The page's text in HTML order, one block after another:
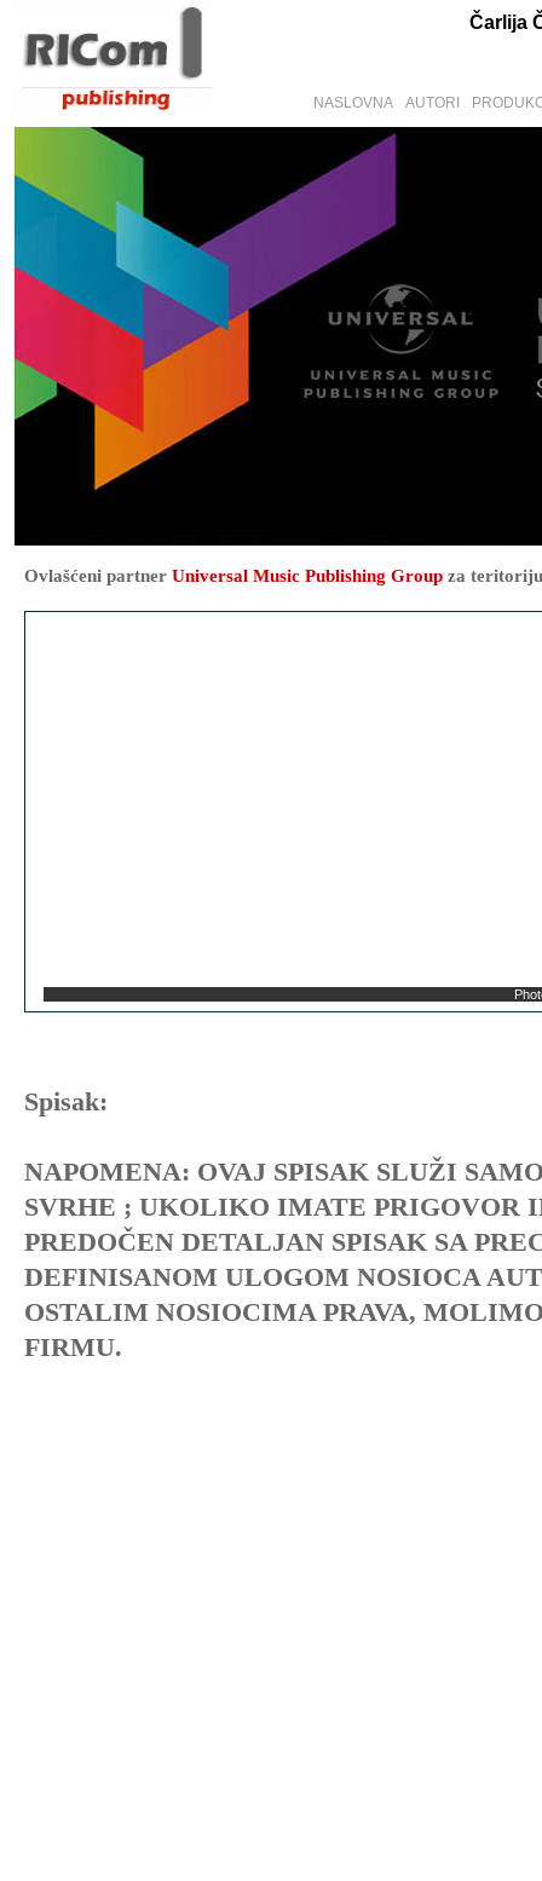
Čarlija
AUTORI
NASLOVNA
Ovlašćeni partner Universal Music Publishing Group za
Spisak:
NAPOMENA: OVAJ SPISAK SLUŽI
SVRHE ; UKOLIKO IMATE PRIGOVOR
PREDOČEN DETALJAN SPISAK SA
DEFINISANOM ULOGOM NOSIOCA
OSTALIM NOSIOCIMA PRAVA,
FIRMU.